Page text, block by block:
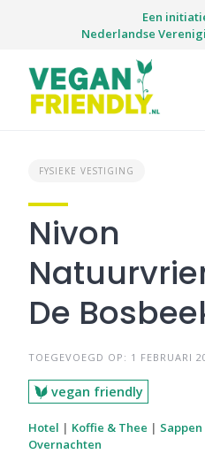
Een
Nederlandse
FYSIEKE VESTIGING
Nivon
De
TOEGEVOEGD OP: 1 FEBRUARI
vegan friendly
Hotel | Koffie & Thee |
Overnachten